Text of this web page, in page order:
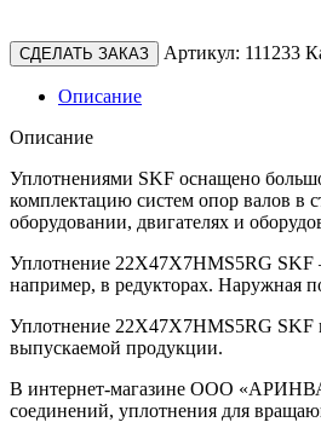
СДЕЛАТЬ ЗАКАЗ Артикул: 111233
Описание
Описание
Уплотнениями SKF оснащено
комплектацию систем опор валов в
оборудовании, двигателях и
Уплотнение 22X47X7HMS5RG SKF
например, в редукторах. Наружная
Уплотнение 22X47X7HMS5RG SKF
выпускаемой продукции.
В интернет-магазине ООО
соединений, уплотнения для